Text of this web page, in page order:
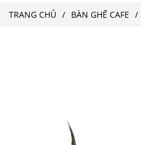
TRANG CHỦ / BÀN GHẾ CAFE /